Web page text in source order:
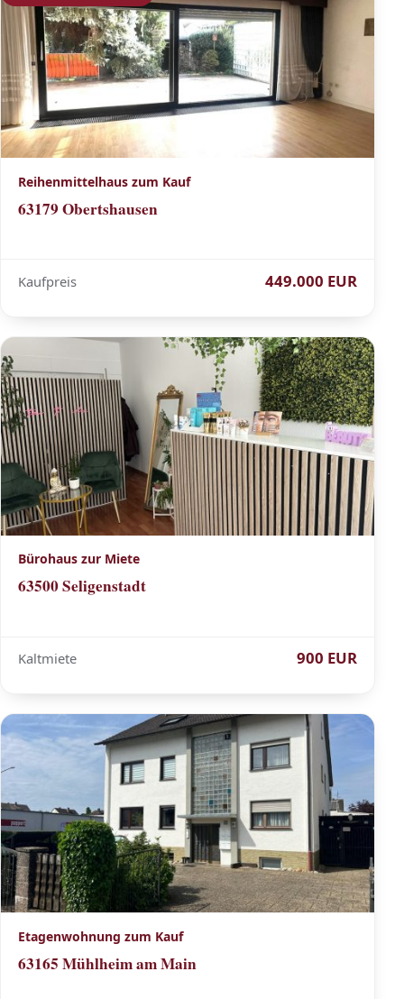
Reihenmittelhaus zum Kauf
63179 Obertshausen
Kaufpreis 449.000 EUR
Bürohaus zur Miete
63500 Seligenstadt
Kaltmiete 900 EUR
Etagenwohnung zum Kauf
63165 Mühlheim am Main